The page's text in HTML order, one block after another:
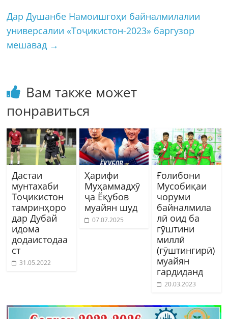
Дар Душанбе Намоишгоҳи байналмилалии
универсалии «Тоҷикистон-2023» баргузор
мешавад →
Вам также может
понравиться
Дастаи
мунтахаби
Тоҷикистон
тамринҳоро
дар Дубай
идома
додаистодаа
ст
31.05.2022
Ҳарифи
Муҳаммадхӯ
ҷа Ёқубов
муайян шуд
07.07.2025
Ғолибони
Мусобиқаи
чоруми
байналмила
лӣ оид ба
гӯштини
миллӣ
(гӯштингирӣ)
муайян
гардиданд
20.03.2023